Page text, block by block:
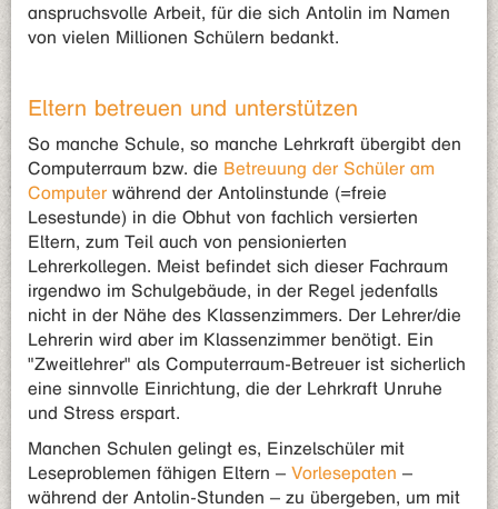
anspruchsvolle Arbeit, für die sich Antolin im Namen
von vielen Millionen Schülern bedankt.
Eltern betreuen und unterstützen
So manche Schule, so manche Lehrkraft übergibt den
Computerraum bzw. die Betreuung der Schüler am
Computer während der Antolinstunde (=freie
Lesestunde) in die Obhut von fachlich versierten
Eltern, zum Teil auch von pensionierten
Lehrerkollegen. Meist befindet sich dieser Fachraum
irgendwo im Schulgebäude, in der Regel jedenfalls
nicht in der Nähe des Klassenzimmers. Der Lehrer/die
Lehrerin wird aber im Klassenzimmer benötigt. Ein
"Zweitlehrer" als Computerraum-Betreuer ist sicherlich
eine sinnvolle Einrichtung, die der Lehrkraft Unruhe
und Stress erspart.
Manchen Schulen gelingt es, Einzelschüler mit
Leseproblemen fähigen Eltern – Vorlesepaten –
während der Antolin-Stunden – zu übergeben, um mit